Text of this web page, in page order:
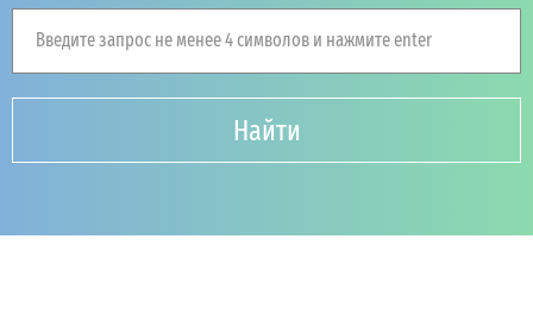
Введите запрос не менее 4 символов и нажмите enter
Найти